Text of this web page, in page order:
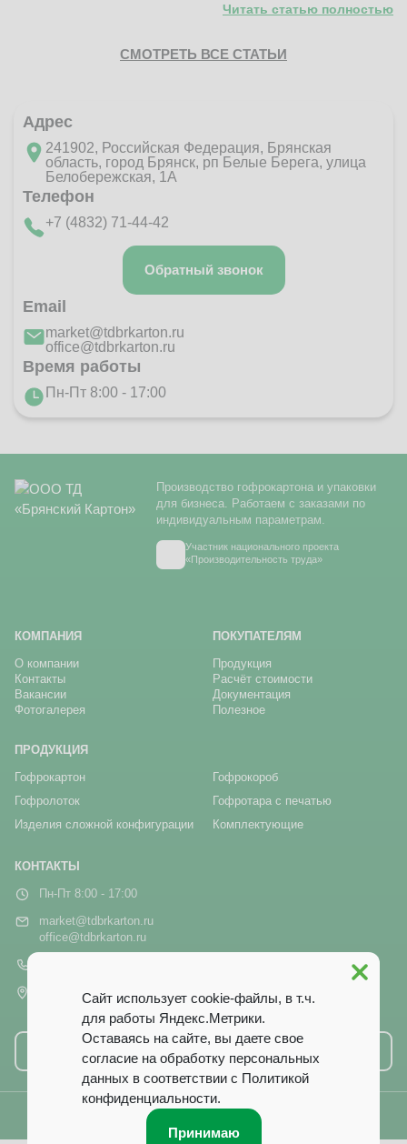
Читать статью полностью
СМОТРЕТЬ ВСЕ СТАТЬИ
Адрес
241902, Российская Федерация, Брянская
область, город Брянск, рп Белые Берега, улица
Белобережская, 1А
Телефон
+7 (4832) 71-44-42
Обратный звонок
Email
market@tdbrkarton.ru
office@tdbrkarton.ru
Время работы
Пн-Пт 8:00 - 17:00
Производство гофрокартона и упаковки
для бизнеса. Работаем с заказами по
индивидуальным параметрам.
Участник национального проекта
«Производительность труда»
КОМПАНИЯ
О компании
Контакты
Вакансии
Фотогалерея
ПОКУПАТЕЛЯМ
Продукция
Расчёт стоимости
Документация
Полезное
ПРОДУКЦИЯ
Гофрокартон
Гофрокороб
Гофролоток
Гофротара с печатью
Изделия сложной конфигурации
Комплектующие
КОНТАКТЫ
Пн-Пт 8:00 - 17:00
market@tdbrkarton.ru
office@tdbrkarton.ru
г. Брянск, рп Белые Берега,
ул. Белобережская, 1А
Написать нам
© 2014–2026 ООО ТД «Брянский Картон». Все права защищены.
Сайт использует cookie-файлы, в т.ч.
для работы Яндекс.Метрики.
Оставаясь на сайте, вы даете свое
согласие на обработку персональных
данных в соответствии с Политикой
конфиденциальности.
Принимаю